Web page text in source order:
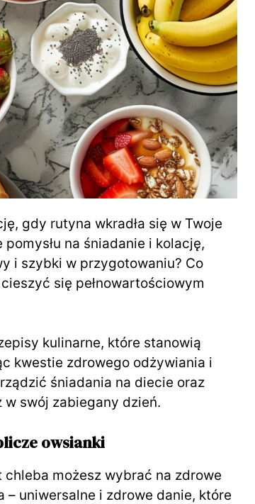
gdy rutyna wkradła się w Twoje
na śniadanie i kolację,
i szybki w przygotowaniu? Co
się pełnowartościowym
kulinarne, które stanowią
kwestie zdrowego odżywiania i
śniadania na diecie oraz
swój zabiegany dzień.
owsianki
możesz wybrać na zdrowe
uniwersalne i zdrowe danie, które